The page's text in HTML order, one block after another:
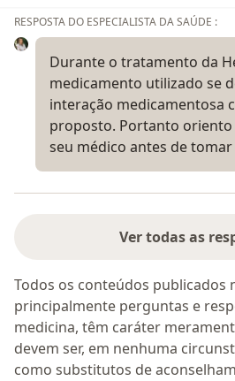
RESPOSTA DO ESPECIALISTA DA SAÚDE :
Durante o tratamento da
medicamento utilizado se
interação medicamentosa
proposto. Portanto
seu médico antes de
Ver todas as
Todos os conteúdos publicados
principalmente perguntas e
medicina, têm caráter
devem ser, em nenhuma
como substitutos de